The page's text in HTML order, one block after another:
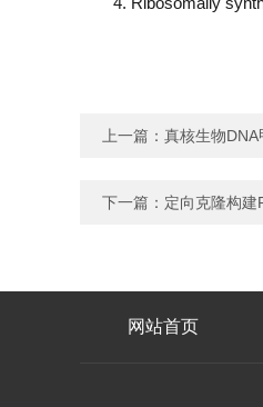
上一篇： 真核生物
下一篇： 定向克隆构建
网站首页